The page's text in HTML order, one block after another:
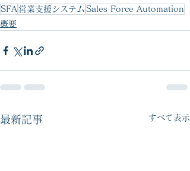
SFA 営業支援システム Sales Force Automation
概要
最新記事 すべて表示